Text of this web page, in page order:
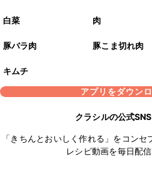
白菜 肉
豚バラ肉 豚こま切れ肉
キムチ
アプリをダウン
クラシルの公式
「きちんとおいしく作れる」をコン
レシピ動画を毎日配信